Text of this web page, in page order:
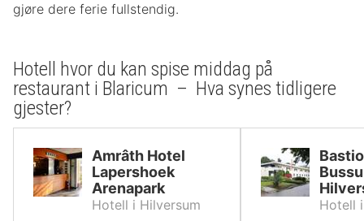
gjøre dere ferie fullstendig.
Hotell hvor du kan spise middag på
restaurant i Blaricum – Hva synes tidligere
gjester?
Amrâth Hotel
Lapershoek
Arenapark
Hotell i Hilversum
Hotell